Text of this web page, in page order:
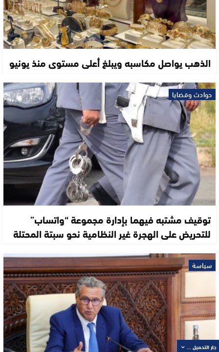
الذهب يواصل مكاسبه ويبلغ أعلى مستوى منذ يونيو
حوادث وقضايا
توقيف مشتبه فيهما بإدارة مجموعة “واتساب”
للتحريض على الهجرة غير النظامية نحو سبتة المحتلة
سياسة
جار التحميل ...